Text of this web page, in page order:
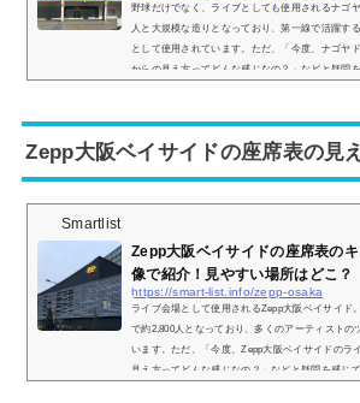
野球だけでなく、ライブとしても使用されるナゴ
人と大規模な造りとなっており、第一線で活躍す
として使用されています。ただ、「今度、ナゴヤ
からの見え方ってどんな感じなの？」などと疑問
イブの時の座席表とキャパは？ナゴヤドームのラ
の通り...
Zepp大阪ベイサイドの座席表の見
Smartlist
Zepp大阪ベイサイドの座席表の
像で紹介！見やすい場所はどこ？
https://smart-list.info/zepp-osaka
ライブ会場として使用されるZepp大阪ベイサイド
で約2,800人となっており、多くのアーティストの
います。ただ、「今度、Zepp大阪ベイサイドのラ
見え方ってどんな感じなの？」などと疑問を感じ